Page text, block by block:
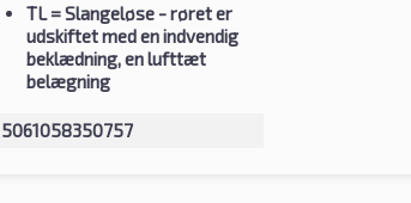
TL= Slangeløse - røret er
udskiftet med en indvendig
beklædning, en lufttæt
belægning
5061058350757